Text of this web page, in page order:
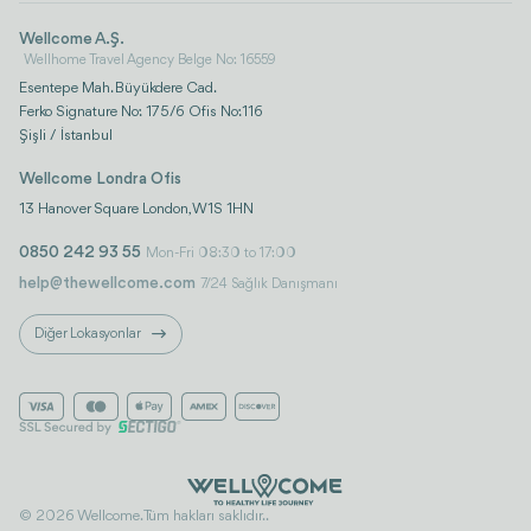
Wellcome A.Ş.
Wellhome Travel Agency Belge No: 16559
Esentepe Mah. Büyükdere Cad.
Ferko Signature No: 175/6 Ofis No:116
Şişli / İstanbul
Wellcome Londra Ofis
13 Hanover Square London, W1S 1HN
0850 242 93 55 Mon-Fri 08:30 to 17:00
help@thewellcome.com 7/24 Sağlık Danışmanı
Diğer Lokasyonlar
© 2026 Wellcome. Tüm hakları saklıdır..